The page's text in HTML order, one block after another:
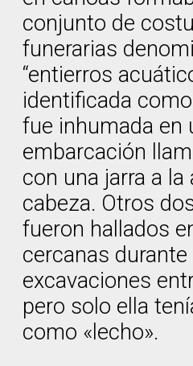
conjunto de
funerarias
“entierros
identificada
fue inhumada en
embarcación
con una jarra a la
cabeza. Otros
fueron hallados
cercanas durante
excavaciones
pero solo ella
como «lecho».